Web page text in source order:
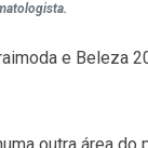
e Beleza